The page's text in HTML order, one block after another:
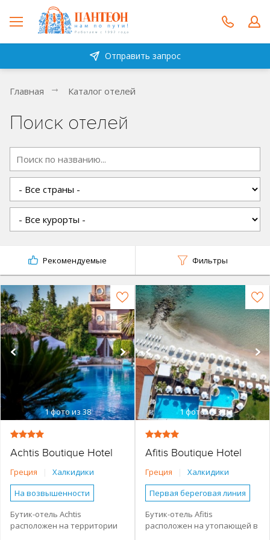
Отправить запрос
Главная Каталог отелей
Поиск отелей
Рекомендуемые Фильтры
1фото из 38
Achtis Boutique Hotel
Греция
Халкидики
На возвышенности
Более 500 м от моря
Бутик-отель
Бутик-отель Achtis
расположен на территории
1фото из 32
Afitis Boutique Hotel
Греция
Халкидики
Первая береговая линия
Бутик-отель
Бассейн
Бутик-отель Afitis
расположен на утопающей в